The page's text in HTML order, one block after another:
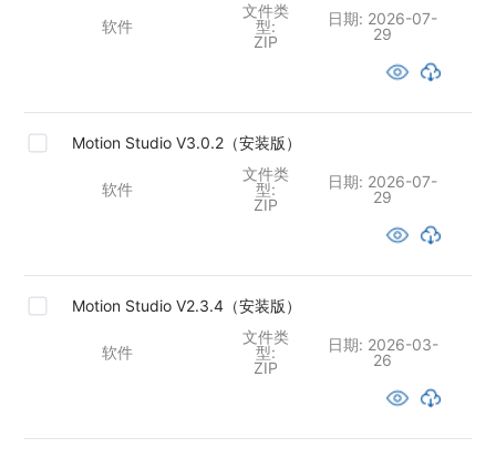
软件
文件类
型:
ZIP
日期: 2026-07-
29
Motion Studio V3.0.2（安装版）
软件
文件类
型:
ZIP
日期: 2026-07-
29
Motion Studio V2.3.4（安装版）
软件
文件类
型:
ZIP
日期: 2026-03-
26